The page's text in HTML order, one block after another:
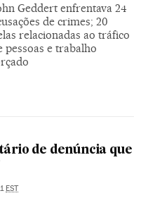
Geddert enfrentava 24
de crimes; 20
relacionadas ao tráfico
pessoas e trabalho
de denúncia que
EST